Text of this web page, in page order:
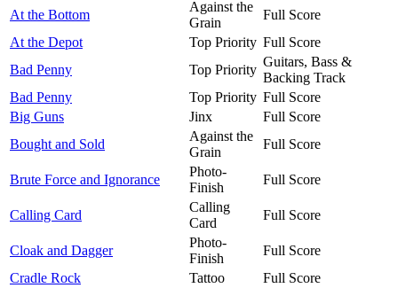
At the Bottom
Against the
Grain
Full Score
At the Depot
Top Priority Full Score
Bad Penny
Top Priority
Guitars, Bass &
Backing Track
Bad Penny
Top Priority Full Score
Big Guns
Jinx
Full Score
Bought and Sold
Against the
Grain
Full Score
Brute Force and Ignorance
Photo-
Finish
Full Score
Calling Card
Calling
Card
Full Score
Cloak and Dagger
Photo-
Finish
Full Score
Cradle Rock
Tattoo
Full Score